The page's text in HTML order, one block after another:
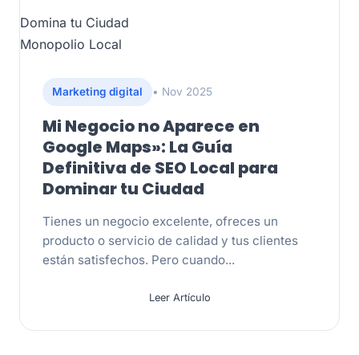
Domina tu Ciudad
Monopolio Local
Marketing digital • Nov 2025
Mi Negocio no Aparece en
Google Maps»: La Guía
Definitiva de SEO Local para
Dominar tu Ciudad
Tienes un negocio excelente, ofreces un
producto o servicio de calidad y tus clientes
están satisfechos. Pero cuando...
Leer Artículo